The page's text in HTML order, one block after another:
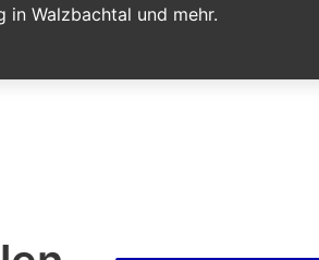
Walzbachtal und mehr.